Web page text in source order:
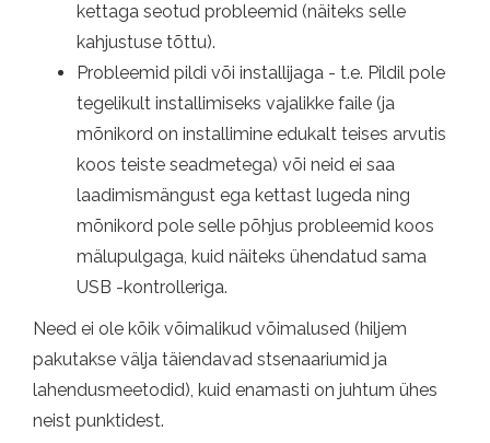
kettaga seotud probleemid (näiteks selle
kahjustuse tõttu).
Probleemid pildi või installijaga - t.e. Pildil pole
tegelikult installimiseks vajalikke faile (ja
mõnikord on installimine edukalt teises arvutis
koos teiste seadmetega) või neid ei saa
laadimismängust ega kettast lugeda ning
mõnikord pole selle põhjus probleemid koos
mälupulgaga, kuid näiteks ühendatud sama
USB -kontrolleriga.
Need ei ole kõik võimalikud võimalused (hiljem
pakutakse välja täiendavad stsenaariumid ja
lahendusmeetodid), kuid enamasti on juhtum ühes
neist punktidest.